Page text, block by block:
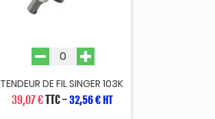
TENDEUR DE FIL SINGER 103K
39,07 €TTC-32,56 € HT